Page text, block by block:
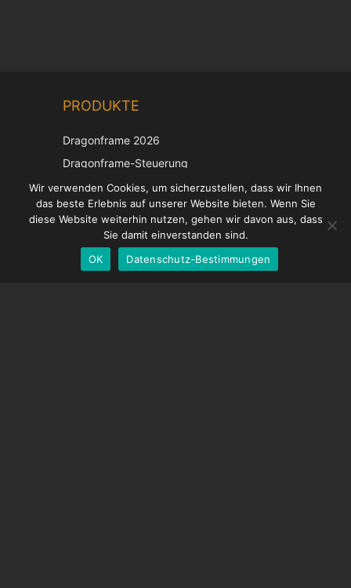
PRODUKTE
Dragonframe 2026
Dragonframe-Steuerung
DDMX-512
DMC-32
EOS LV-Korrekturkappe
Wir verwenden Cookies, um sicherzustellen, dass wir Ihnen
das beste Erlebnis auf unserer Website bieten. Wenn Sie
diese Website weiterhin nutzen, gehen wir davon aus, dass
Sie damit einverstanden sind.
OK
Datenschutz-BestimmungenGerman
Spanish
French